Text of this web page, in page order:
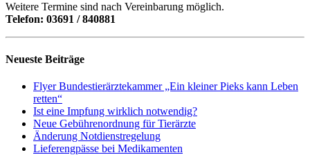
Weitere Termine sind nach Vereinbarung möglich.
Telefon: 03691 / 840881
Neueste Beiträge
Flyer Bundestierärztekammer „Ein kleiner Pieks kann Leben
retten“
Ist eine Impfung wirklich notwendig?
Neue Gebührenordnung für Tierärzte
Änderung Notdienstregelung
Lieferengpässe bei Medikamenten